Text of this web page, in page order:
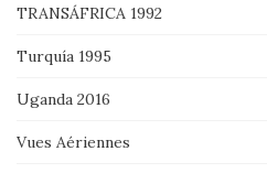
TRANSÁFRICA 1992
Turquía 1995
Uganda 2016
Vues Aériennes